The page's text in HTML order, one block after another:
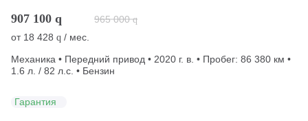
907 100 q 965 000 q
от 18 428 q / мес.
Механика • Передний привод • 2020 г. в. • Пробег: 86 380 км •
1.6 л. / 82 л.с. • Бензин
Гарантия